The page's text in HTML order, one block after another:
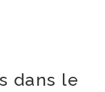
dans le